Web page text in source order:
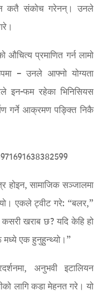
कतै संकोच गरेनन्। उनले
औचित्य प्रमाणित गर्न लामो
– उनले आफ्नो योग्यता
इन-फम रहेका भिनिसियस
गर्ने आक्रमण पङ्क्ति निकै
होइन, सामाजिक सञ्जालमा
एकले ट्वीट गरे: “बलर,”
कसरी खराब छ? यदि केहि हो
मध्ये एक हुनुहुन्थ्यो।”
अनुभवी इटालियन
लागि कडा मेहनत गरे। यो